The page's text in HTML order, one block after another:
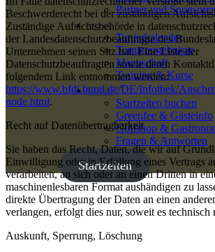
Partner und
Sport
Tunierkalender
Turnierergebnisse
Mannschaft
Training & Kurse
Gäste
Startzeiten buchen
Greenfee & Gästeinfo
Golfshop &
Fragen & Antworten
Startzeiten
Beschwerderecht bei der zuständigen
Zuständige Aufsichtsbehörde in
der Landesdatenschutzbeauftragte des
Unternehmen seinen Sitz hat. Eine Liste der
Datenschutzbeauftragten sowie deren
folgendem Link entnommen werden:
https://www.bfdi.bund.de/DE/Infothek/
node.html.
Recht auf Datenübertragbarkeit
Sie haben das Recht, Daten, die wir auf
Einwilligung oder in Erfüllung eines Vertrags
verarbeiten, an sich oder an einen Dritten in
maschinenlesbaren Format aushändigen zu
direkte Übertragung der Daten an einen
verlangen, erfolgt dies nur, soweit es technisch
Auskunft, Sperrung, Löschung